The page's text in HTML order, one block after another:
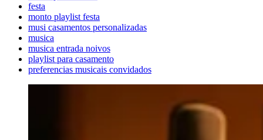
festa
monto playlist festa
musi casamentos personalizadas
musica
musica entrada noivos
playlist para casamento
preferencias musicais convidados